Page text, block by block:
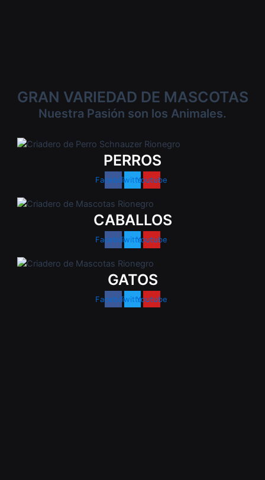
GRAN VARIEDAD DE MASCOTAS
Nuestra Pasión son los Animales.
PERROS
FacebookTwitterYoutube
CABALLOS
FacebookTwitterYoutube
GATOS
FacebookTwitterYoutube